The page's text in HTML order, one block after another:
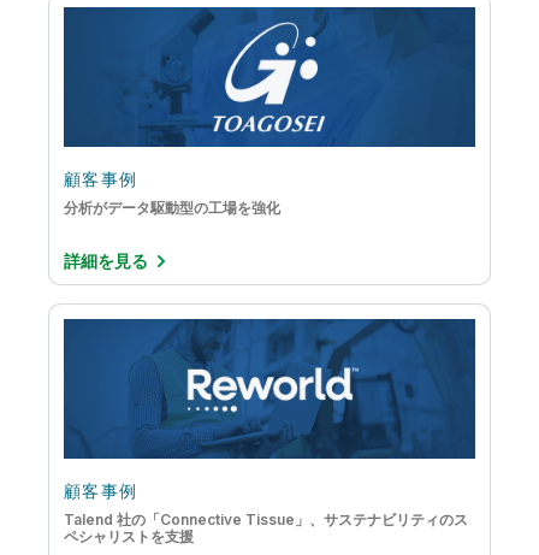
データレイクの構築
ビッグデータ
メインフレームからクラウドへの移行
組み込み型アナリティクス
顧客事例
分析がデータ駆動型の工場を強化
詳細を見る
顧客事例
Talend 社の「Connective Tissue」、サステナビリティのス
ペシャリストを支援